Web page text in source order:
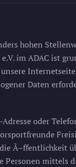
hohen
im ADAC ist
Daten
oder
Ã–ffentlichkeit
mittels